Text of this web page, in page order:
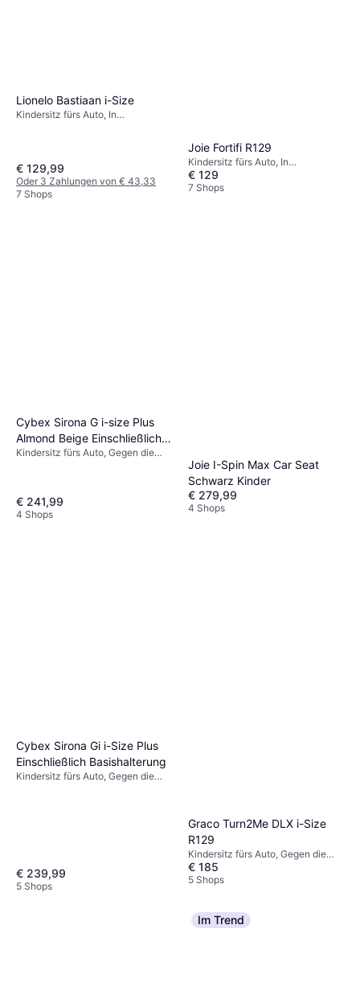
Lionelo Bastiaan i-Size
Kindersitz fürs Auto, In
Neugeboreneneinsatz inklusive,
Waschbarer Bezug, Drehbar,
Verstellbare Kopfstütze, Seitlicher
€ 129,99
Oder 3 Zahlungen von € 43,33
7 Shops
Joie Fortifi R129
Kindersitz fürs Auto, In
Fahrtrichtung, i-Size, UN R129,
Waschbarer Bezug, Verstellbare
€ 129
7 Shops
Cybex Sirona G i-size Plus
Almond Beige Einschließlich
Basishalterung
Kindersitz fürs Auto, Gegen die
Einschließlich Basishalterung,
Seitlicher Aufprallschutz (ASIP),
€ 241,99
4 Shops
Joie I-Spin Max Car Seat
Schwarz Kinder
€ 279,99
4 Shops
Cybex Sirona Gi i-Size Plus
Einschließlich Basishalterung
Kindersitz fürs Auto, Gegen die
€ 239,99
5 Shops
Graco Turn2Me DLX i-Size
R129
Kindersitz fürs Auto, Gegen die
Fahrtrichtung, In Fahrtrichtung,
Verstellbare Kopfstütze,
€ 185
5 Shops
Im Trend